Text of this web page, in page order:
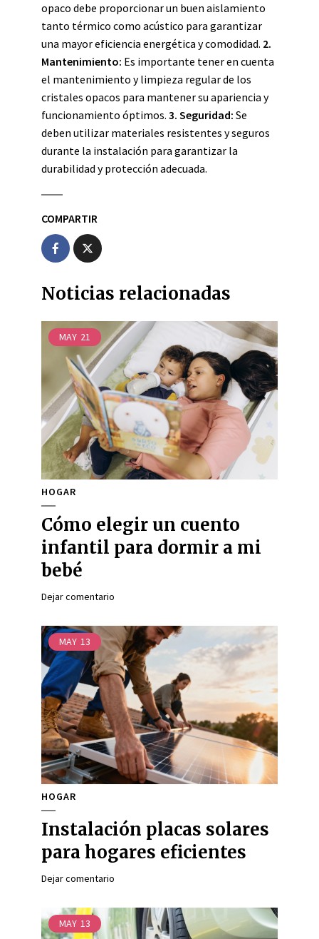
opaco debe proporcionar un buen aislamiento
tanto térmico como acústico para garantizar
una mayor eficiencia energética y comodidad. 2.
Mantenimiento: Es importante tener en cuenta
el mantenimiento y limpieza regular de los
cristales opacos para mantener su apariencia y
funcionamiento óptimos. 3. Seguridad: Se
deben utilizar materiales resistentes y seguros
durante la instalación para garantizar la
durabilidad y protección adecuada.
COMPARTIR
Noticias relacionadas
MAY 21
HOGAR
Cómo elegir un cuento
infantil para dormir a mi
bebé
Dejar comentario
MAY 13
HOGAR
Instalación placas solares
para hogares eficientes
Dejar comentario
MAY 13